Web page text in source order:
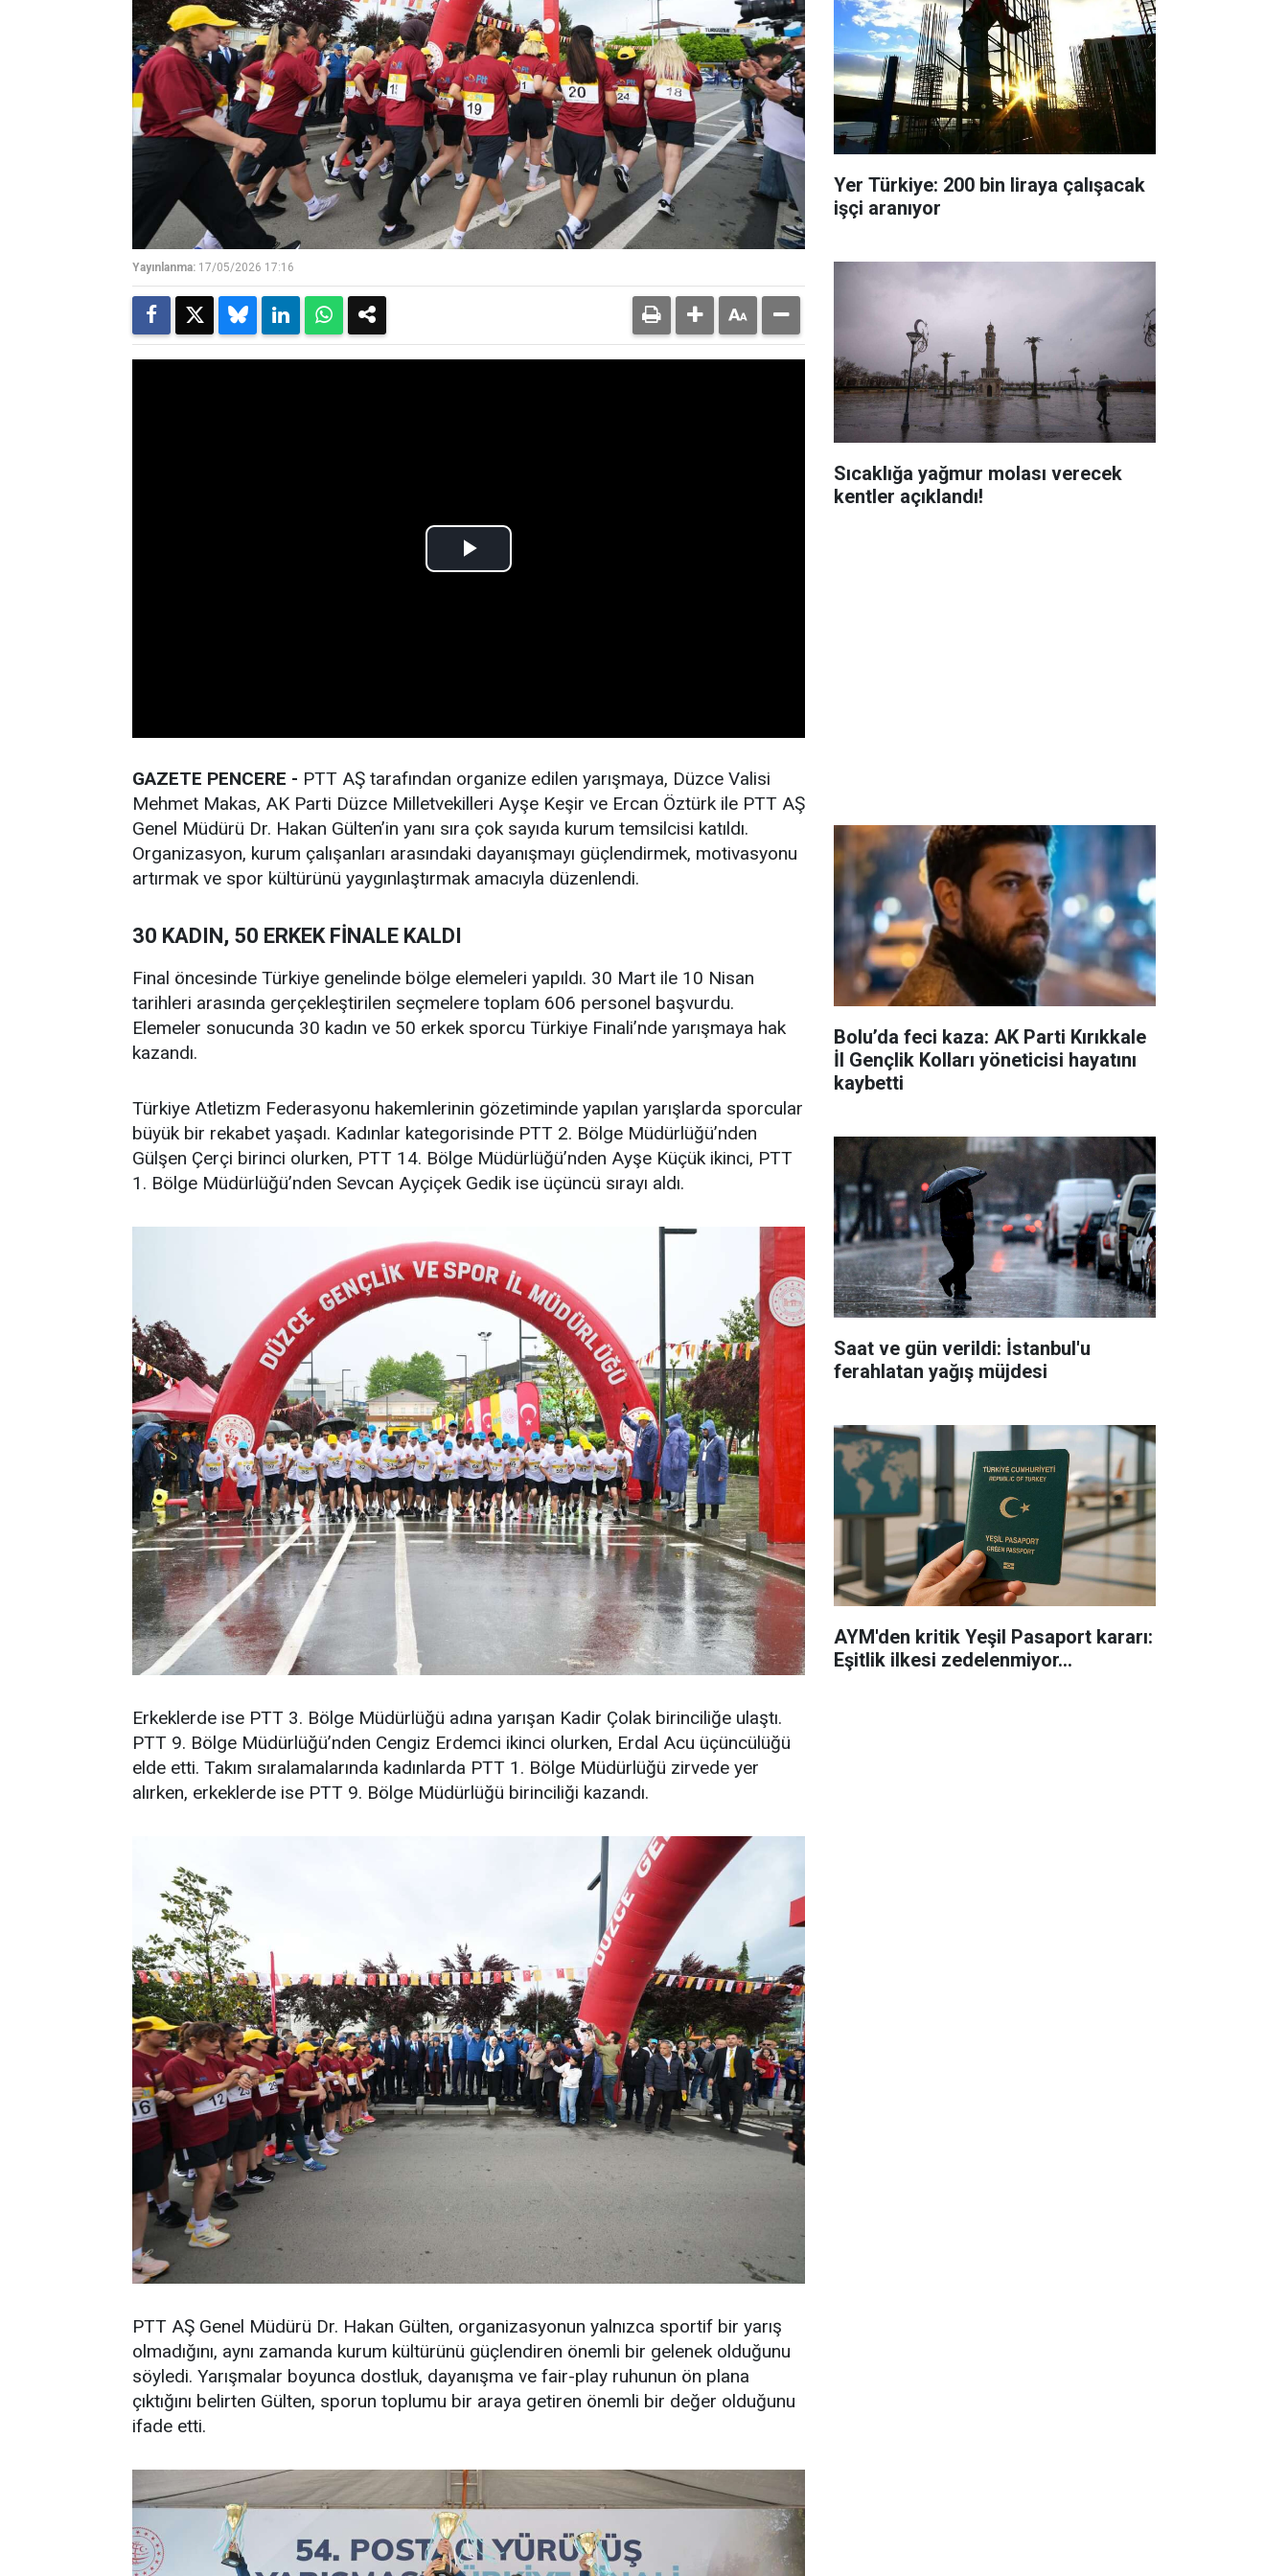
Yayınlanma: 17/05/2026 17:16
GAZETE PENCERE - PTT AŞ tarafından organize edilen yarışmaya, Düzce Valisi
Mehmet Makas, AK Parti Düzce Milletvekilleri Ayşe Keşir ve Ercan Öztürk ile PTT AŞ
Genel Müdürü Dr. Hakan Gülten’in yanı sıra çok sayıda kurum temsilcisi katıldı.
Organizasyon, kurum çalışanları arasındaki dayanışmayı güçlendirmek, motivasyonu
artırmak ve spor kültürünü yaygınlaştırmak amacıyla düzenlendi.
30 KADIN, 50 ERKEK FİNALE KALDI
Final öncesinde Türkiye genelinde bölge elemeleri yapıldı. 30 Mart ile 10 Nisan
tarihleri arasında gerçekleştirilen seçmelere toplam 606 personel başvurdu.
Elemeler sonucunda 30 kadın ve 50 erkek sporcu Türkiye Finali’nde yarışmaya hak
kazandı.
Türkiye Atletizm Federasyonu hakemlerinin gözetiminde yapılan yarışlarda sporcular
büyük bir rekabet yaşadı. Kadınlar kategorisinde PTT 2. Bölge Müdürlüğü’nden
Gülşen Çerçi birinci olurken, PTT 14. Bölge Müdürlüğü’nden Ayşe Küçük ikinci, PTT
1. Bölge Müdürlüğü’nden Sevcan Ayçiçek Gedik ise üçüncü sırayı aldı.
Erkeklerde ise PTT 3. Bölge Müdürlüğü adına yarışan Kadir Çolak birinciliğe ulaştı.
PTT 9. Bölge Müdürlüğü’nden Cengiz Erdemci ikinci olurken, Erdal Acu üçüncülüğü
elde etti. Takım sıralamalarında kadınlarda PTT 1. Bölge Müdürlüğü zirvede yer
alırken, erkeklerde ise PTT 9. Bölge Müdürlüğü birinciliği kazandı.
PTT AŞ Genel Müdürü Dr. Hakan Gülten, organizasyonun yalnızca sportif bir yarış
olmadığını, aynı zamanda kurum kültürünü güçlendiren önemli bir gelenek olduğunu
söyledi. Yarışmalar boyunca dostluk, dayanışma ve fair-play ruhunun ön plana
çıktığını belirten Gülten, sporun toplumu bir araya getiren önemli bir değer olduğunu
ifade etti.
Yer Türkiye: 200 bin liraya çalışacak
işçi aranıyor
Sıcaklığa yağmur molası verecek
kentler açıklandı!
Bolu’da feci kaza: AK Parti Kırıkkale
İl Gençlik Kolları yöneticisi hayatını
kaybetti
Saat ve gün verildi: İstanbul'u
ferahlatan yağış müjdesi
AYM'den kritik Yeşil Pasaport kararı:
Eşitlik ilkesi zedelenmiyor...